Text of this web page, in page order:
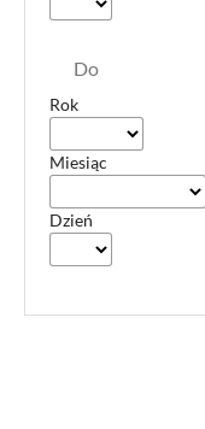
Do
Rok
Miesiąc
Dzień